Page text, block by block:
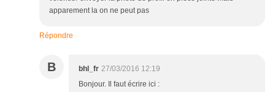
apparement la on ne peut pas
Répondre
B bhl_fr 27/03/2016 12:19
Bonjour. Il faut écrire ici :